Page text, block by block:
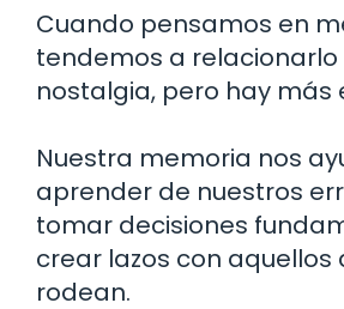
Cuando pensamos en
tendemos a relacionarlo
nostalgia, pero hay más
Nuestra memoria nos
aprender de nuestros
tomar decisiones
crear lazos con aquellos
rodean.